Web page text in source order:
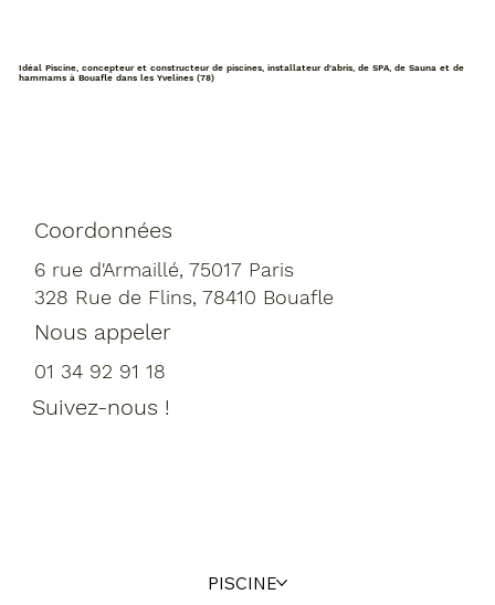
Idéal Piscine, concepteur et constructeur de piscines, installateur d'abris, de SPA, de Sauna et de
hammams à Bouafle dans les Yvelines (78)
Coordonnées
6 rue d'Armaillé, 75017 Paris
328 Rue de Flins, 78410 Bouafle
Nous appeler
01 34 92 91 18
Suivez-nous !
PISCINE